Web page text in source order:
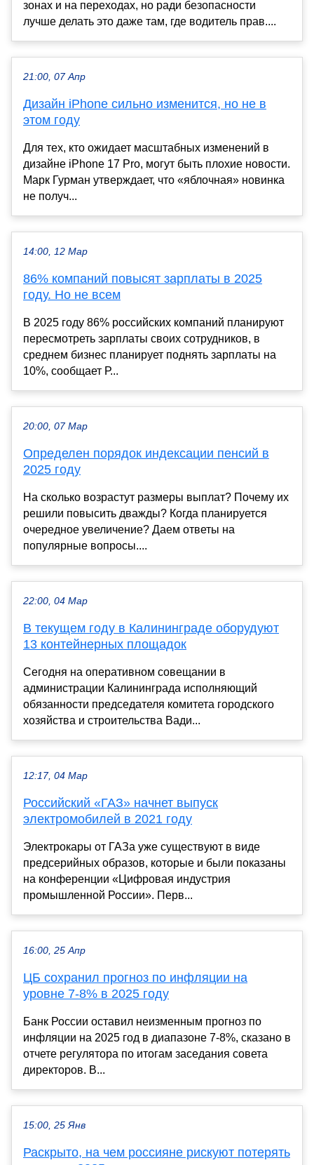
зонах и на переходах, но ради безопасности
лучше делать это даже там, где водитель прав....
21:00, 07 Апр
Дизайн iPhone сильно изменится, но не в
этом году
Для тех, кто ожидает масштабных изменений в
дизайне iPhone 17 Pro, могут быть плохие новости.
Марк Гурман утверждает, что «яблочная» новинка
не получ...
14:00, 12 Мар
86% компаний повысят зарплаты в 2025
году. Но не всем
В 2025 году 86% российских компаний планируют
пересмотреть зарплаты своих сотрудников, в
среднем бизнес планирует поднять зарплаты на
10%, сообщает Р...
20:00, 07 Мар
Определен порядок индексации пенсий в
2025 году
На сколько возрастут размеры выплат? Почему их
решили повысить дважды? Когда планируется
очередное увеличение? Даем ответы на
популярные вопросы....
22:00, 04 Мар
В текущем году в Калининграде оборудуют
13 контейнерных площадок
Сегодня на оперативном совещании в
администрации Калининграда исполняющий
обязанности председателя комитета городского
хозяйства и строительства Вади...
12:17, 04 Мар
Российский «ГАЗ» начнет выпуск
электромобилей в 2021 году
Электрокары от ГАЗа уже существуют в виде
предсерийных образов, которые и были показаны
на конференции «Цифровая индустрия
промышленной России». Перв...
16:00, 25 Апр
ЦБ сохранил прогноз по инфляции на
уровне 7-8% в 2025 году
Банк России оставил неизменным прогноз по
инфляции на 2025 год в диапазоне 7-8%, сказано в
отчете регулятора по итогам заседания совета
директоров. В...
15:00, 25 Янв
Раскрыто, на чем россияне рискуют потерять